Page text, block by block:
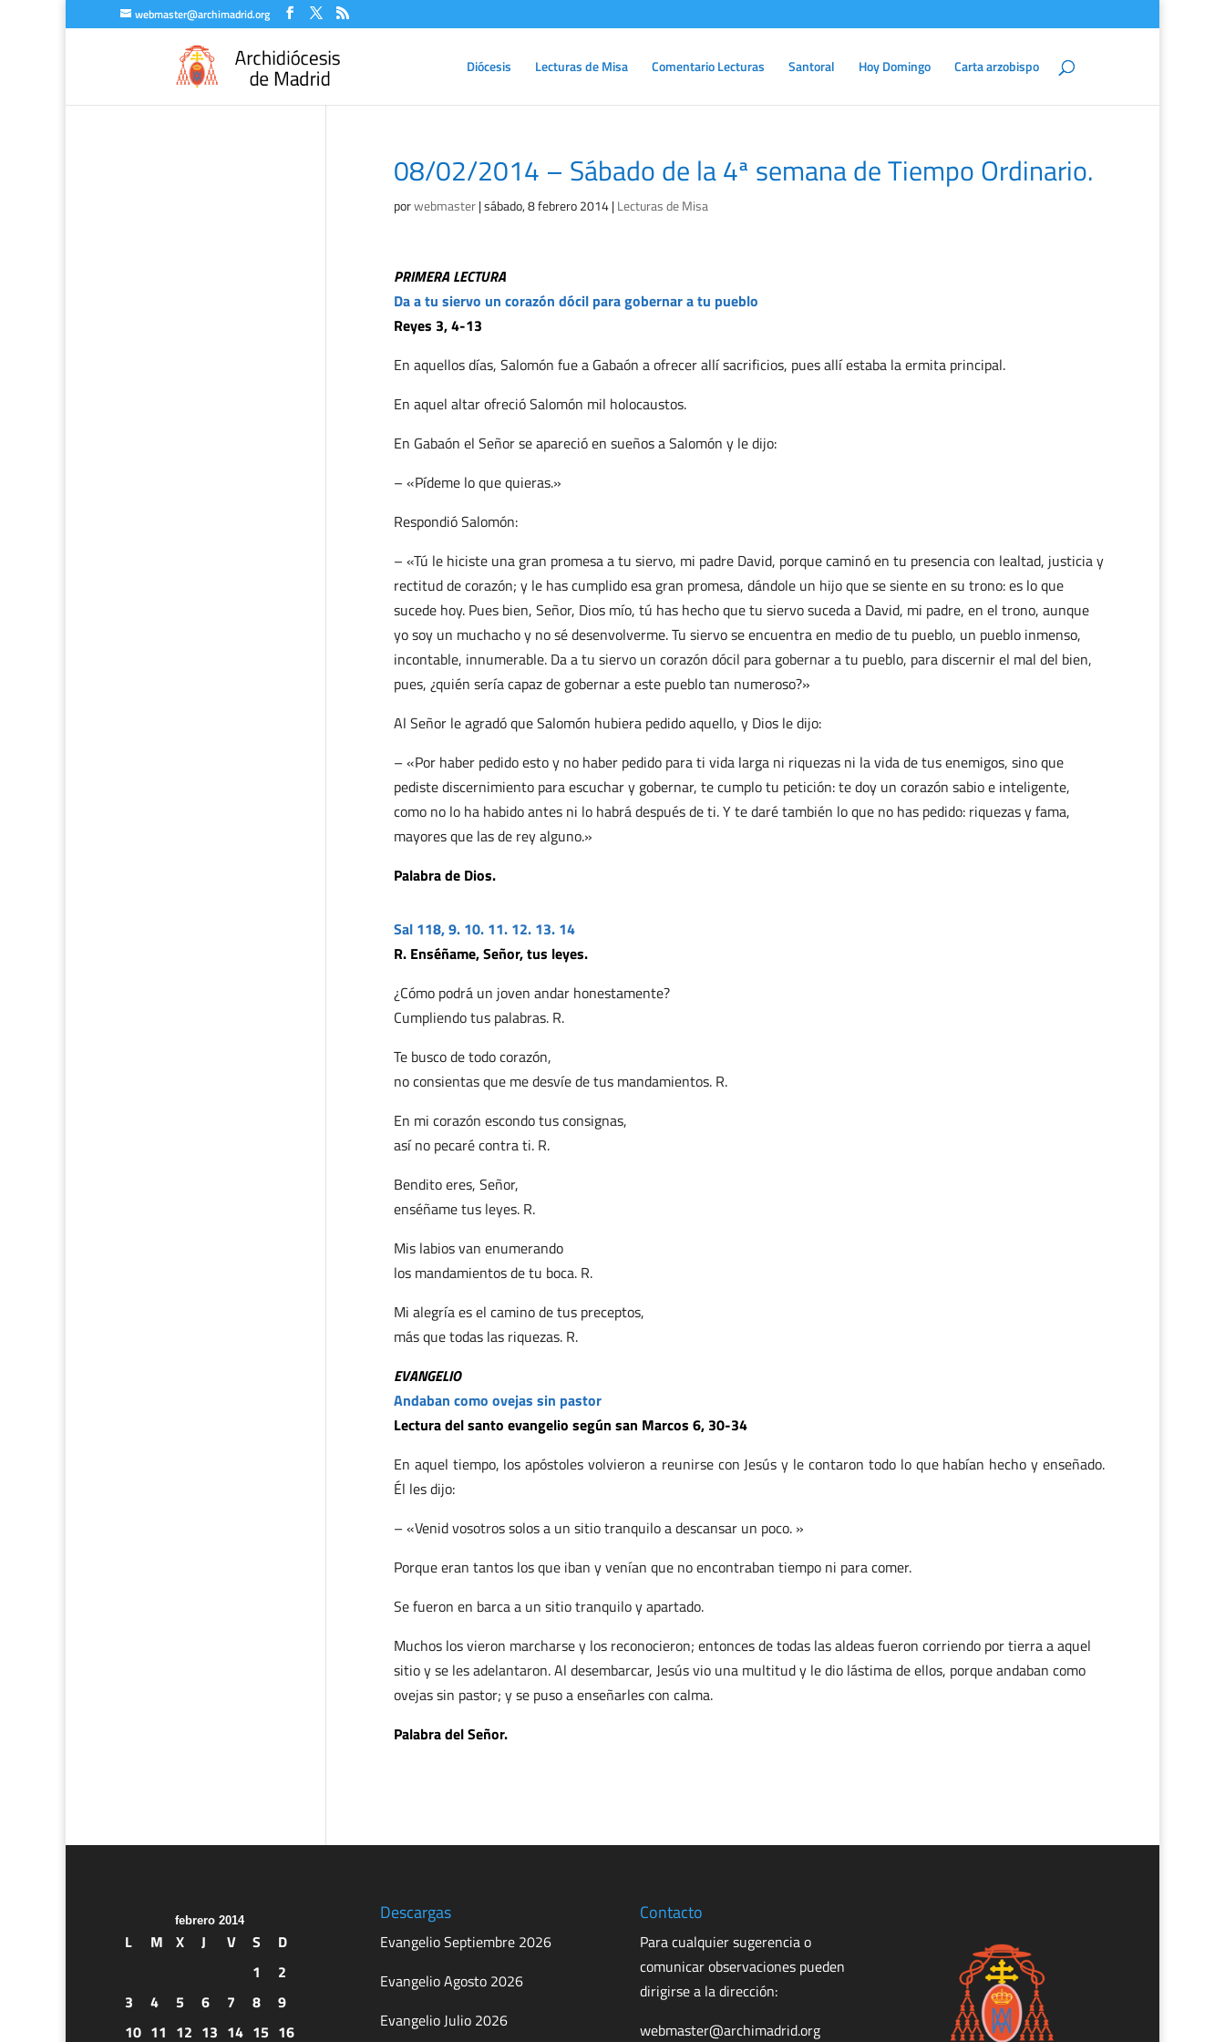
webmaster@archimadrid.org
Diócesis Lecturas de Misa Comentario Lecturas Santoral Hoy Domingo Carta arzobispo
08/02/2014 – Sábado de la 4ª semana de Tiempo Ordinario.
porwebmaster|sábado, 8 febrero 2014|Lecturas de Misa
PRIMERA LECTURA
Da a tu siervo un corazón dócil para gobernar a tu pueblo
Reyes 3, 4-13
En aquellos días, Salomón fue a Gabaón a ofrecer allí sacrificios, pues allí estaba la ermita principal.
En aquel altar ofreció Salomón mil holocaustos.
En Gabaón el Señor se apareció en sueños a Salomón y le dijo:
– «Pídeme lo que quieras.»
Respondió Salomón:
– «Tú le hiciste una gran promesa a tu siervo, mi padre David, porque caminó en tu presencia con lealtad, justicia y
rectitud de corazón; y le has cumplido esa gran promesa, dándole un hijo que se siente en su trono: es lo que
sucede hoy. Pues bien, Señor, Dios mío, tú has hecho que tu siervo suceda a David, mi padre, en el trono, aunque
yo soy un muchacho y no sé desenvolverme. Tu siervo se encuentra en medio de tu pueblo, un pueblo inmenso,
incontable, innumerable. Da a tu siervo un corazón dócil para gobernar a tu pueblo, para discernir el mal del bien,
pues, ¿quién sería capaz de gobernar a este pueblo tan numeroso?»
Al Señor le agradó que Salomón hubiera pedido aquello, y Dios le dijo:
– «Por haber pedido esto y no haber pedido para ti vida larga ni riquezas ni la vida de tus enemigos, sino que
pediste discernimiento para escuchar y gobernar, te cumplo tu petición: te doy un corazón sabio e inteligente,
como no lo ha habido antes ni lo habrá después de ti. Y te daré también lo que no has pedido: riquezas y fama,
mayores que las de rey alguno.»
Palabra de Dios.
Sal 118, 9. 10. 11. 12. 13. 14
R. Enséñame, Señor, tus leyes.
¿Cómo podrá un joven andar honestamente?
Cumpliendo tus palabras. R.
Te busco de todo corazón,
no consientas que me desvíe de tus mandamientos. R.
En mi corazón escondo tus consignas,
así no pecaré contra ti. R.
Bendito eres, Señor,
enséñame tus leyes. R.
Mis labios van enumerando
los mandamientos de tu boca. R.
Mi alegría es el camino de tus preceptos,
más que todas las riquezas. R.
EVANGELIO
Andaban como ovejas sin pastor
Lectura del santo evangelio según san Marcos 6, 30-34
En aquel tiempo, los apóstoles volvieron a reunirse con Jesús y le contaron todo lo que habían hecho y enseñado.
Él les dijo:
– «Venid vosotros solos a un sitio tranquilo a descansar un poco. »
Porque eran tantos los que iban y venían que no encontraban tiempo ni para comer.
Se fueron en barca a un sitio tranquilo y apartado.
Muchos los vieron marcharse y los reconocieron; entonces de todas las aldeas fueron corriendo por tierra a aquel
sitio y se les adelantaron. Al desembarcar, Jesús vio una multitud y le dio lástima de ellos, porque andaban como
ovejas sin pastor; y se puso a enseñarles con calma.
Palabra del Señor.
febrero 2014
L M X J V S
D
1
2
3
4 5 6 7 8
9
10 11 12 13 14 15 16
Descargas
Evangelio Septiembre 2026
Evangelio Agosto 2026
Evangelio Julio 2026
Contacto
Para cualquier sugerencia o
comunicar observaciones pueden
dirigirse a la dirección:
webmaster@archimadrid.org